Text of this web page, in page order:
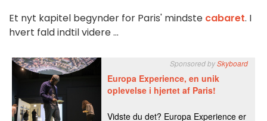
Et nyt kapitel begynder for Paris' mindste cabaret. I
hvert fald indtil videre ...